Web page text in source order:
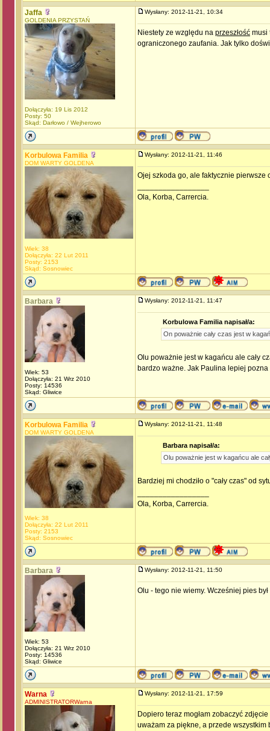
Jaffa
GOLDENIA PRZYSTAŃ
Dołączyła: 19 Lis 2012
Posty: 50
Skąd: Darłowo / Wejherowo
Wysłany: 2012-11-21, 10:34
Niestety ze względu na przeszłość musi
ograniczonego zaufania. Jak tylko
Korbulowa Familia
DOM WARTY GOLDENA
Wiek: 38
Dołączyła: 22 Lut 2011
Posty: 2153
Skąd: Sosnowiec
Wysłany: 2012-11-21, 11:46
Ojej szkoda go, ale faktycznie
Ola, Korba, Carrercia.
Barbara
Wiek: 53
Dołączyła: 21 Wrz 2010
Posty: 14536
Skąd: Gliwice
Wysłany: 2012-11-21, 11:47
Korbulowa Familia napisał/a:
On poważnie cały czas jest w
Olu poważnie jest w kagańcu ale cały
bardzo ważne. Jak Paulina lepiej
Korbulowa Familia
DOM WARTY GOLDENA
Wiek: 38
Dołączyła: 22 Lut 2011
Posty: 2153
Skąd: Sosnowiec
Wysłany: 2012-11-21, 11:48
Barbara napisał/a:
Olu poważnie jest w kagańcu ale
Bardziej mi chodziło o "cały czas" od
Ola, Korba, Carrercia.
Barbara
Wiek: 53
Dołączyła: 21 Wrz 2010
Posty: 14536
Skąd: Gliwice
Wysłany: 2012-11-21, 11:50
Olu - tego nie wiemy. Wcześniej pies
Warna
ADMINISTRATORWarna
Wysłany: 2012-11-21, 17:59
Dopiero teraz mogłam zobaczyć
uważam za piękne, a przede